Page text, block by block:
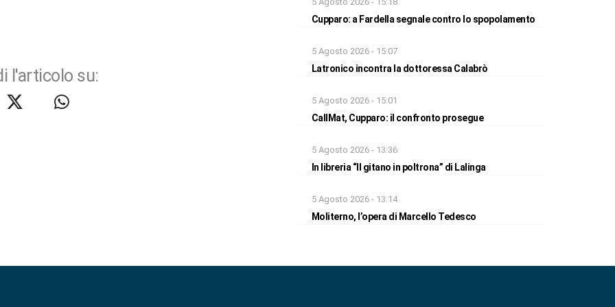
l'articolo su:
Cupparo: a Fardella segnale contro lo spopolamento
5 Agosto 2026 - 15:07
Latronico incontra la dottoressa Calabrò
5 Agosto 2026 - 15:01
CallMat, Cupparo: il confronto prosegue
5 Agosto 2026 - 13:36
In libreria “Il gitano in poltrona” di Lalinga
5 Agosto 2026 - 13:14
Moliterno, l’opera di Marcello Tedesco